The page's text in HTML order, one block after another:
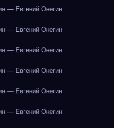
— Евгений Онегин
— Евгений Онегин
— Евгений Онегин
— Евгений Онегин
— Евгений Онегин
— Евгений Онегин